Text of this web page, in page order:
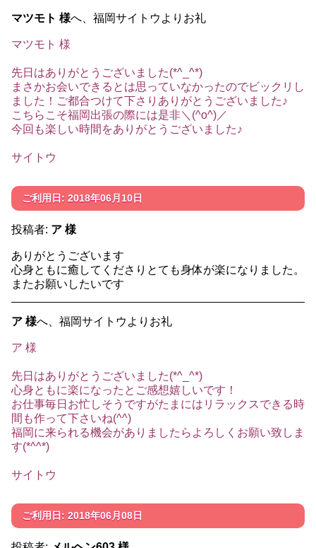
マツモト 様へ、福岡サイトウよりお礼
マツモト 様
先日はありがとうございました(*^_^*)
まさかお会いできるとは思っていなかったのでビックリし
ました！ご都合つけて下さりありがとうございました♪
こちらこそ福岡出張の際には是非＼(^o^)／
今回も楽しい時間をありがとうございました♪
サイトウ
ご利用日: 2018年06月10日
投稿者: ア 様
ありがとうございます
心身ともに癒してくださりとても身体が楽になりました。
またお願いしたいです
ア 様へ、福岡サイトウよりお礼
ア 様
先日はありがとうございました(*^_^*)
心身ともに楽になったとご感想嬉しいです！
お仕事毎日お忙しそうですがたまにはリラックスできる時
間も作って下さいね(^^)
福岡に来られる機会がありましたらよろしくお願い致しま
す(*^^*)
サイトウ
ご利用日: 2018年06月08日